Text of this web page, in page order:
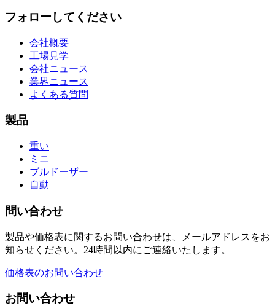
フォローしてください
会社概要
工場見学
会社ニュース
業界ニュース
よくある質問
製品
重い
ミニ
ブルドーザー
自動
問い合わせ
製品や価格表に関するお問い合わせは、メールアドレスをお
知らせください。24時間以内にご連絡いたします。
価格表のお問い合わせ
お問い合わせ